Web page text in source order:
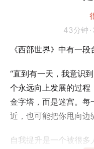
43分钟 ·
《西部世界》中有一段
“直到有一天，我意识
个永远向上发展的过程
金字塔，而是迷宫。每
近，也可能把你甩向边
自我提升是一个被很